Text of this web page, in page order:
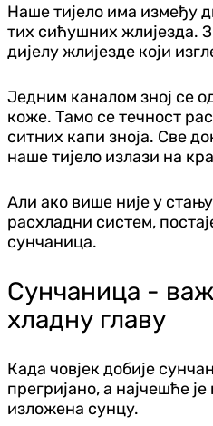
Наше тијело има између
тих сићушних жлијезда.
дијелу жлијезде који
Једним каналом зној се
коже. Тамо се течност
ситних капи зноја. Све
наше тијело излази на
Али ако више није у
расхладни систем,
сунчаница.
Сунчаница -
хладну главу
Када човјек добије
прегријано, а најчешће
изложена сунцу.